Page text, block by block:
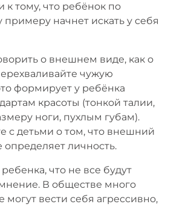
к тому, что ребёнок по
примеру начнет искать у себя
о внешнем виде, как о
чужую
формирует у ребёнка
красоты (тонкой талии,
ноги, пухлым губам).
с детьми о том, что внешний
определяет личность.
что не все будут
В обществе много
могут вести себя агрессивно,